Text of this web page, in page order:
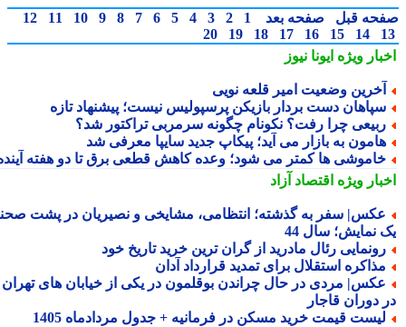
قبل صفحه بعد 1
2
3
4
5
6
7
8
9
10
11
12
14
15
16
17
18
19
20
ویژهایونا نیوز
وضعیت امیر قلعه نویی
دست بردار بازیکن پرسپولیس نیست؛ پیشنهاد تازه
چرا رفت؟ نکونام چگونه سرمربی تراکتور شد؟
به بازار می آید؛ پیکاپ جدید سایپا معرفی شد
ها کمتر می شود؛ وعده کاهش قطعی برق تا دو هفته آینده
ویژهاقتصاد آزاد
سفر به گذشته؛ انتظامی، مشایخی و نصیریان در پشت صحنه
نمایش؛ سال 44
رئال مادرید از گران ترین خرید تاریخ خود
استقلال برای تمدید قرارداد آدان
مردی در حال چراندن بوقلمون در یکی از خیابان های تهران
دوران قاجار
قیمت خرید مسکن در فرمانیه + جدول مردادماه 1405